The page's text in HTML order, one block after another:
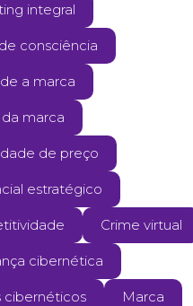
integral
consciência
a marca
marca
de preço
estratégico
Crime virtual
cibernética
cibernéticos Marca